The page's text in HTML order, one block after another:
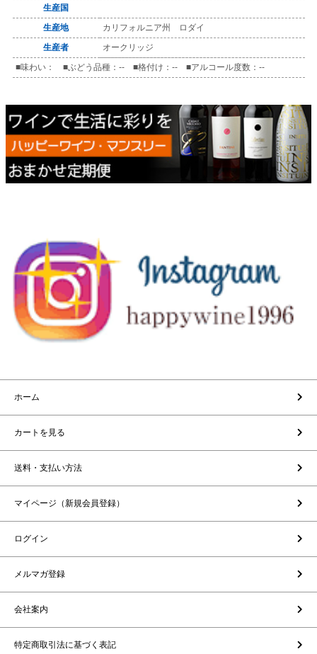
生産国
生産地
カリフォルニア州 ロダイ
生産者
オークリッジ
■味わい： ■ぶどう品種：-- ■格付け：-- ■アルコール度数：--
ホーム
カートを見る
送料・支払い方法
マイページ（新規会員登録）
ログイン
メルマガ登録
会社案内
特定商取引法に基づく表記